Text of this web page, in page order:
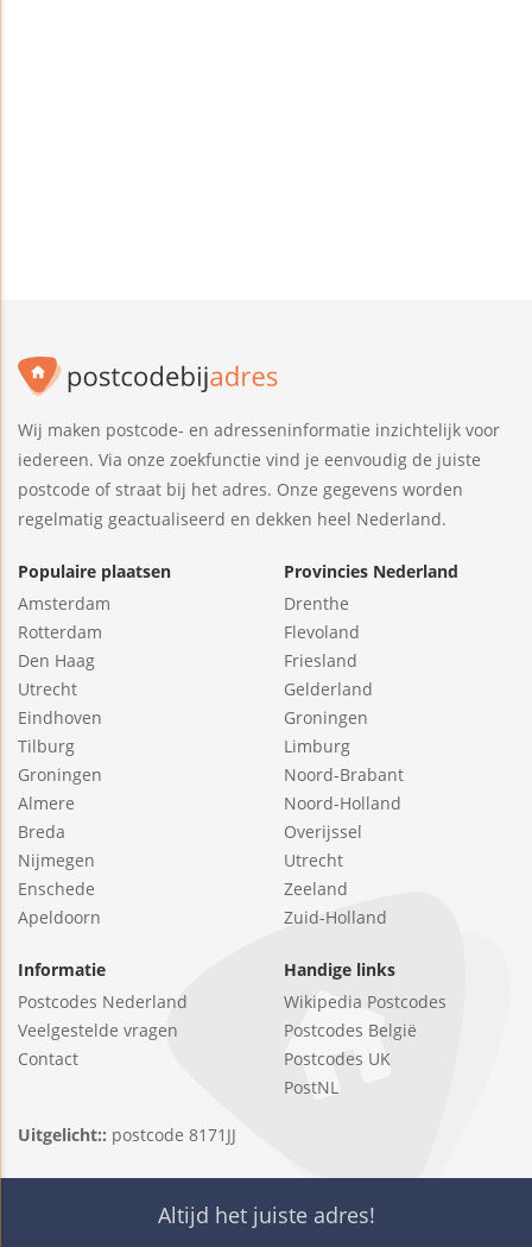
Wij maken postcode- en adresseninformatie inzichtelijk voor
iedereen. Via onze zoekfunctie vind je eenvoudig de juiste
postcode of straat bij het adres. Onze gegevens worden
regelmatig geactualiseerd en dekken heel Nederland.
Populaire plaatsen
Amsterdam
Rotterdam
Den Haag
Utrecht
Eindhoven
Tilburg
Groningen
Almere
Breda
Nijmegen
Enschede
Apeldoorn
Provincies Nederland
Drenthe
Flevoland
Friesland
Gelderland
Groningen
Limburg
Noord-Brabant
Noord-Holland
Overijssel
Utrecht
Zeeland
Zuid-Holland
Informatie
Postcodes Nederland
Veelgestelde vragen
Contact
Handige links
Wikipedia Postcodes
Postcodes België
Postcodes UK
PostNL
Uitgelicht:: postcode 8171JJ
Altijd het juiste adres!